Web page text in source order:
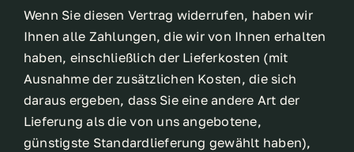
Wenn Sie diesen Vertrag widerrufen, haben wir
Ihnen alle Zahlungen, die wir von Ihnen erhalten
haben, einschließlich der Lieferkosten (mit
Ausnahme der zusätzlichen Kosten, die sich
daraus ergeben, dass Sie eine andere Art der
Lieferung als die von uns angebotene,
günstigste Standardlieferung gewählt haben),